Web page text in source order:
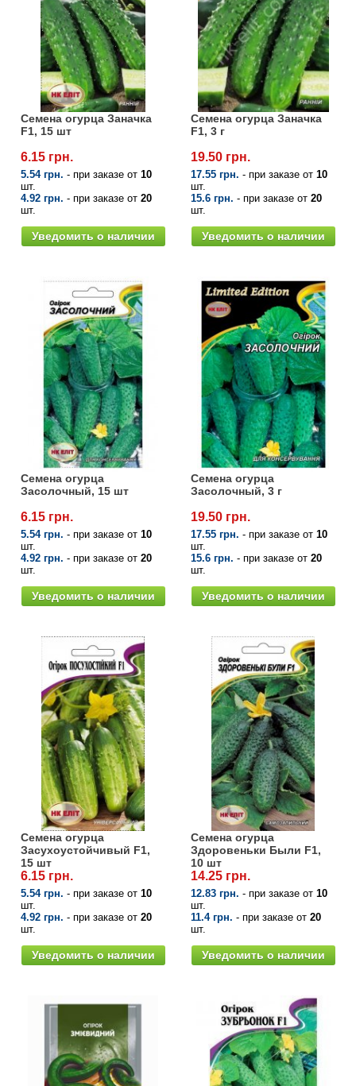
Семена огурца Заначка
F1, 15 шт
6.15 грн.
5.54 грн. - при заказе от 10
шт.
4.92 грн. - при заказе от 20
шт.
Уведомить о наличии
Семена огурца Заначка
F1, 3 г
19.50 грн.
17.55 грн. - при заказе от 10
шт.
15.6 грн. - при заказе от 20
шт.
Уведомить о наличии
Семена огурца
Засолочный, 15 шт
6.15 грн.
5.54 грн. - при заказе от 10
шт.
4.92 грн. - при заказе от 20
шт.
Уведомить о наличии
Семена огурца
Засолочный, 3 г
19.50 грн.
17.55 грн. - при заказе от 10
шт.
15.6 грн. - при заказе от 20
шт.
Уведомить о наличии
Семена огурца
Засухоустойчивый F1,
15 шт
6.15 грн.
5.54 грн. - при заказе от 10
шт.
4.92 грн. - при заказе от 20
шт.
Уведомить о наличии
Семена огурца
Здоровеньки Были F1,
10 шт
14.25 грн.
12.83 грн. - при заказе от 10
шт.
11.4 грн. - при заказе от 20
шт.
Уведомить о наличии